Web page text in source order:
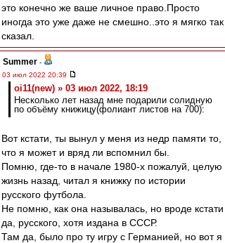
это конечно же ваше личное право.Просто
иногда это уже даже не смешно..это я мягко так
сказал.
Summer -
03 июл 2022 20:39
oi11(new) » 03 июл 2022, 18:19
Несколько лет назад мне подарили солидную
по объёму книжицу(фолиант листов на 700):
Вот кстати, ты вынул у меня из недр памяти то,
что я может и вряд ли вспомнил бы.
Помню, где-то в начале 1980-х пожалуй, целую
жизнь назад, читал я книжку по истории
русского футбола.
Не помню, как она называлась, но вроде кстати
да, русского, хотя издана в СССР.
Там да, было про ту игру с Германией, но вот я